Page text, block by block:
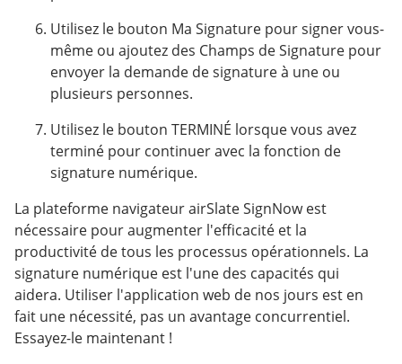
Utilisez le bouton Ma Signature pour signer vous-
même ou ajoutez des Champs de Signature pour
envoyer la demande de signature à une ou
plusieurs personnes.
Utilisez le bouton TERMINÉ lorsque vous avez
terminé pour continuer avec la fonction de
signature numérique.
La plateforme navigateur airSlate SignNow est
nécessaire pour augmenter l'efficacité et la
productivité de tous les processus opérationnels. La
signature numérique est l'une des capacités qui
aidera. Utiliser l'application web de nos jours est en
fait une nécessité, pas un avantage concurrentiel.
Essayez-le maintenant !